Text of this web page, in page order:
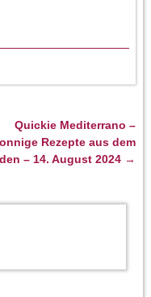
Quickie Mediterrano –
Rezepte aus dem
– 14. August 2024 →